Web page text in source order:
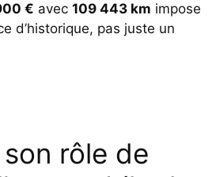
€ avec 109 443 km impose
d’historique, pas juste un
rôle de